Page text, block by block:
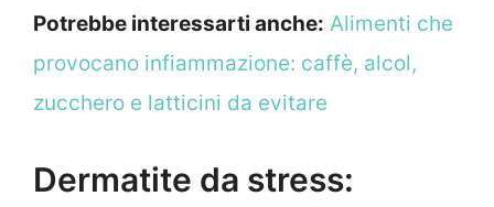
Potrebbe interessarti anche: Alimenti che
provocano infiammazione: caffè, alcol,
zucchero e latticini da evitare
Dermatite da stress: